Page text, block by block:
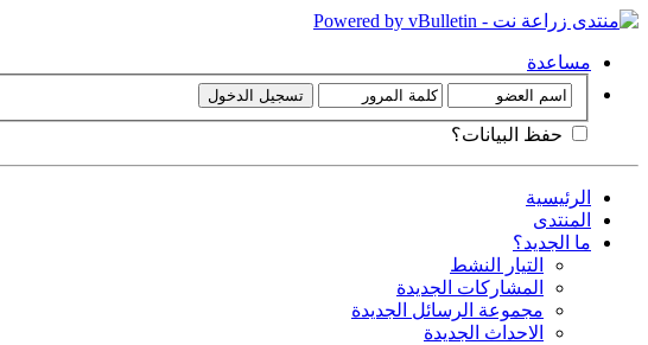
مساعدة
حفظ البيانات؟
الرئيسية
المنتدى
ما الجديد؟
التيار النشط
المشاركات الجديدة
مجموعة الرسائل الجديدة
الاحداث الجديدة